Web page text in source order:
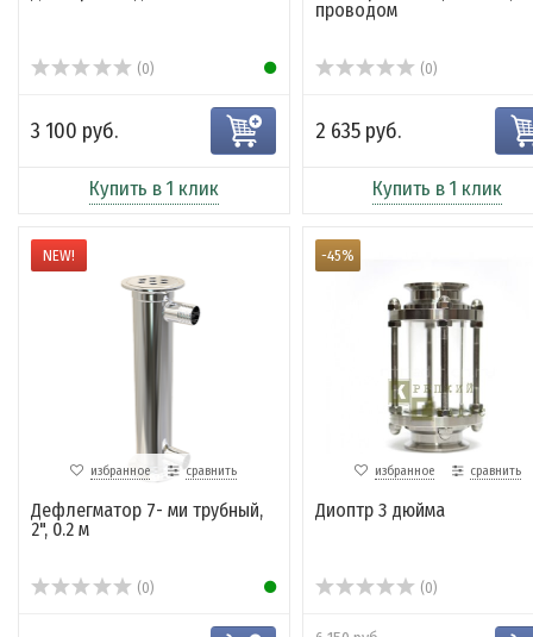
(0)
3 100 руб.
Купить в 1 клик
проводом
(0)
2 635 руб.
Купить в 1 клик
NEW!
избранное сравнить
Дефлегматор 7- ми трубный,
2", 0.2 м
(0)
-45%
избранное сравнить
Диоптр 3 дюйма
(0)